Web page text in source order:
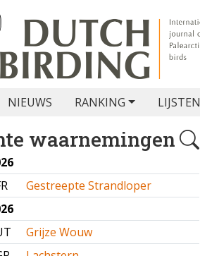
NIEUWS RANKING LIJSTEN
waarnemingen
Gestreepte Strandloper
Grijze Wouw